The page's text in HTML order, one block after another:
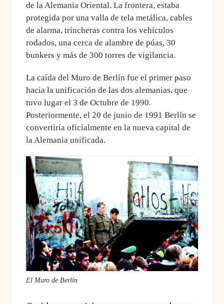
de la Alemania Oriental. La frontera, estaba
protegida por una valla de tela metálica, cables
de alarma, trincheras contra los vehículos
rodados, una cerca de alambre de púas, 30
bunkers y más de 300 torres de vigilancia.
La caída del Muro de Berlín fue el primer paso
hacia la unificación de las dos alemanias, que
tuvo lugar el 3 de Octubre de 1990.
Posteriormente, el 20 de junio de 1991 Berlín se
convertiría oficialmente en la nueva capital de
la Alemania unificada.
El Muro de Berlín